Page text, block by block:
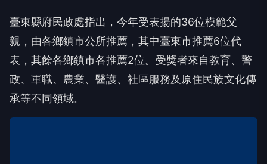
臺東縣府民政處指出，今年受表揚的36位模範父
親，由各鄉鎮市公所推薦，其中臺東市推薦6位代
表，其餘各鄉鎮市各推薦2位。受獎者來自教育、警
政、軍職、農業、醫護、社區服務及原住民族文化傳
承等不同領域。